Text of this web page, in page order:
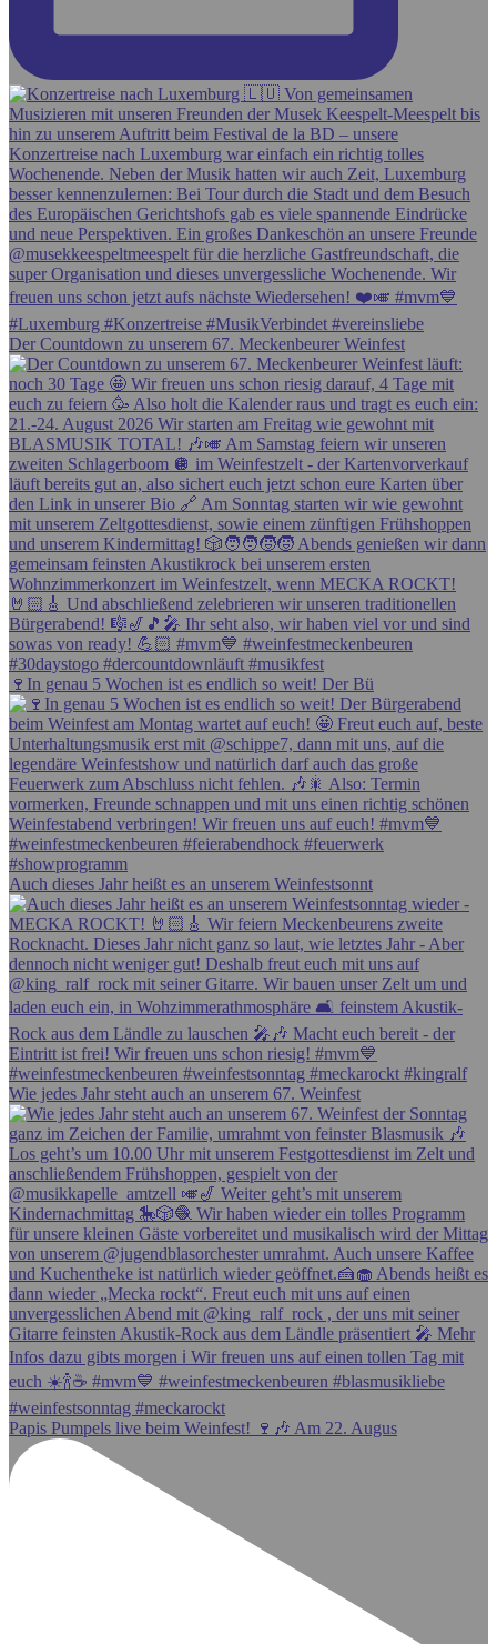
Der Countdown zu unserem 67. Meckenbeurer Weinfest
🍷In genau 5 Wochen ist es endlich so weit! Der Bü
Auch dieses Jahr heißt es an unserem Weinfestsonnt
Wie jedes Jahr steht auch an unserem 67. Weinfest
Papis Pumpels live beim Weinfest! 🍷🎶 Am 22. Augus